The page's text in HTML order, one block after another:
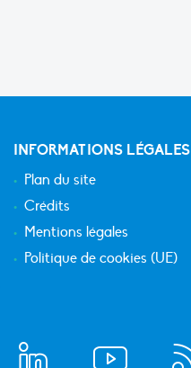
INFORMATIONS LÉGALES
Plan du site
Crédits
Mentions légales
Politique de cookies (UE)